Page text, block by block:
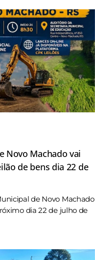
Novo Machado vai
de bens dia 22 de
de Novo Machado
dia 22 de julho de